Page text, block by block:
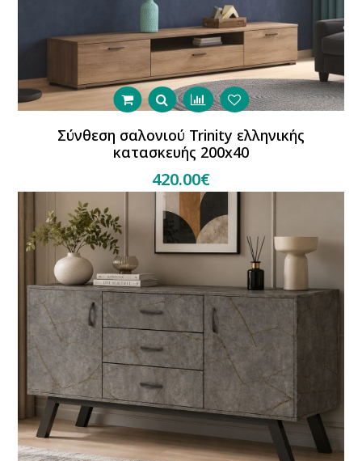
Σύνθεση σαλονιού Trinity ελληνικής
κατασκευής 200x40
420.00€